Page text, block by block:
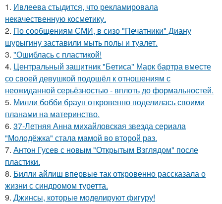
1. Ивлеева стыдится, что рекламировала
некачественную косметику.
2. По сообщениям СМИ, в сизо "Печатники" Диану
шурыгину заставили мыть полы и туалет.
3. "Ошиблась с пластикой!
4. Центральный защитник "Бетиса" Марк бартра вместе
со своей девушкой подошёл к отношениям с
неожиданной серьёзностью - вплоть до формальностей.
5. Милли бобби браун откровенно поделилась своими
планами на материнство.
6. 37-Летняя Анна михайловская звезда сериала
"Молодёжка" стала мамой во второй раз.
7. Антон Гусев с новым "Открытым Взглядом" после
пластики.
8. Билли айлиш впервые так откровенно рассказала о
жизни с синдромом туретта.
9. Джинсы, которые моделируют фигуру!